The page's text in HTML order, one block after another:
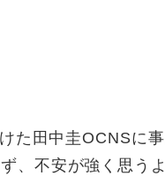
た田中圭OCNSに
、不安が強く思う